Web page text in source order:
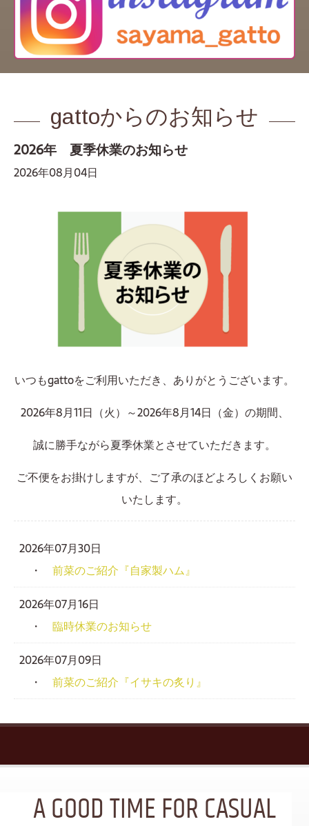
gattoからのお知らせ
2026年 夏季休業のお知らせ
2026年08月04日
いつもgattoをご利用いただき、ありがとうございます。
2026年8月11日（火）～2026年8月14日（金）の期間、
誠に勝手ながら夏季休業とさせていただきます。
ご不便をお掛けしますが、ご了承のほどよろしくお願い
いたします。
2026年07月30日
・ 前菜のご紹介『自家製ハム』
2026年07月16日
・ 臨時休業のお知らせ
2026年07月09日
・ 前菜のご紹介『イサキの炙り』
A GOOD TIME FOR CASUAL